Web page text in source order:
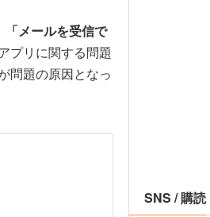
「メールを受信で
プリに関する問題
問題の原因となっ
SNS / 購読